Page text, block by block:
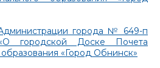
города № 649-п
городской Доске Почета
«Город Обнинск»